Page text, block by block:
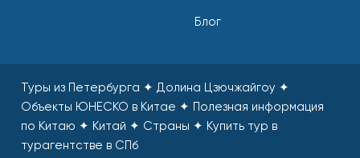
Блог
Туры из Петербурга ✦ Долина Цзючжайгоу ✦
Объекты ЮНЕСКО в Китае ✦ Полезная информация
по Китаю ✦ Китай ✦ Страны ✦ Купить тур в
турагентстве в СПб